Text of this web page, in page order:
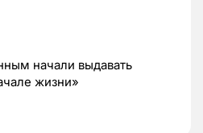
начали выдавать
жизни»